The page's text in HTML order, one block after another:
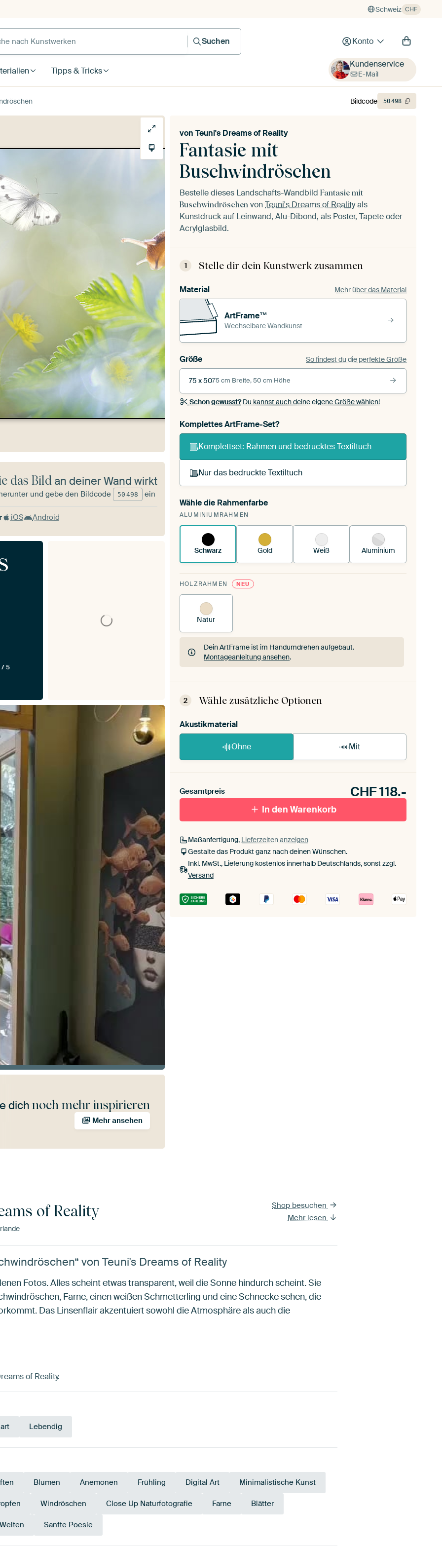
Schweiz CHF
Suchen Konto
Tipps & Tricks
Kundenservice
E-Mail
Fantasie mit
Buschwindröschen
von Teuni's Dreams of Reality
Bestelle dieses Landschafts-Wandbild Fantasie mit
Buschwindröschen vonTeuni's Dreams of Realityals
Kunstdruck auf Leinwand, Alu-Dibond, als Poster, Tapete oder
Acrylglasbild.
1 Stelle dir dein Kunstwerk zusammen
Material Mehr über das Material
ArtFrame™
Wechselbare Wandkunst
Größe So findest du die perfekte Größe
75 x 5075 cm Breite, 50 cm Höhe
Schon gewusst?Du kannst auch deine eigene Größe wählen!
Komplettes ArtFrame-Set?
Komplettset: Rahmen und bedrucktes Textiltuch
Nur das bedruckte Textiltuch
Du spannst einen wechselbaren Textiltuch in deinen
vorhandenen ArtFrame™.
Wähle die Rahmenfarbe
ALUMINIUMRAHMEN
Schwarz Gold Weiß Aluminium
HOLZRAHMEN NEU
Natur
Dein ArtFrame ist im Handumdrehen aufgebaut.
Montageanleitung ansehen.
Dein ArtFrame ist im Handumdrehen aufgebaut.
2
Wähle zusätzliche Optionen
Akustikmaterial
Ohne Mit
Gesamtpreis CHF118.-
In den Warenkorb
Maßanfertigung, Lieferzeiten anzeigen
Gestalte das Produkt ganz nach deinen Wünschen.
Inkl. MwSt., Lieferung kostenlos innerhalb Deutschlands, sonst zzgl.
Versand
Bildcode 50498
das Bildan deiner Wand wirkt
und gebe den Bildcode 50 498 ein
iOS Android
/ 5
dich noch mehr inspirieren
Mehr ansehen
of Reality
Shop besuchen
Mehr lesen
von Teuni's Dreams of Reality
Fotos. Alles scheint etwas transparent, weil die Sonne hindurch scheint. Sie
Farne, einen weißen Schmetterling und eine Schnecke sehen, die
Das Linsenflair akzentuiert sowohl die Atmosphäre als auch die
of Reality.
Lebendig
Blumen Anemonen Frühling Digital Art Minimalistische Kunst
Windröschen Close Up Naturfotografie Farne Blätter
Sanfte Poesie